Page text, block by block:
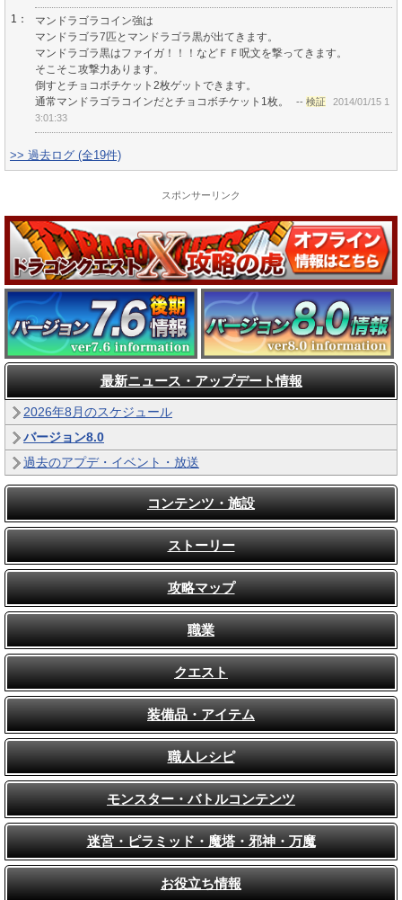
1：
マンドラゴラコイン強は
マンドラゴラ7匹とマンドラゴラ黒が出てきます。
マンドラゴラ黒はファイガ！！！などＦＦ呪文を撃ってきます。
そこそこ攻撃力あります。
倒すとチョコボチケット2枚ゲットできます。
通常マンドラゴラコインだとチョコボチケット1枚。
-- 検証
2014/01/15 1
3:01:33
>> 過去ログ (全19件)
スポンサーリンク
最新ニュース・アップデート情報
2026年8月のスケジュール
バージョン8.0
過去のアプデ・イベント・放送
コンテンツ・施設
ストーリー
攻略マップ
職業
クエスト
装備品・アイテム
職人レシピ
モンスター・バトルコンテンツ
迷宮・ピラミッド・魔塔・邪神・万魔
お役立ち情報